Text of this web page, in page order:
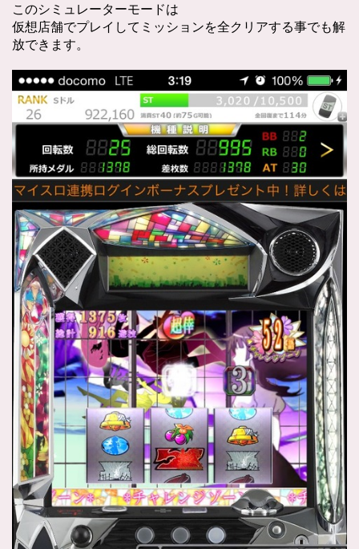
このシミュレーターモードは
仮想店舗でプレイしてミッションを全クリアする事でも解
放できます。